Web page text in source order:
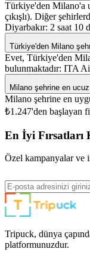
Türkiye'den Milano'a
çıkışlı). Diğer
Diyarbakır: 2 saat 10
Türkiye'den Milano
Evet, Türkiye'den
bulunmaktadır: ITA
Milano şehrine en
Milano şehrine en
₺1.247'den başlayan
En İyi Fırsatları
Özel kampanyalar ve
Tripuck, dünya
platformunuzdur.